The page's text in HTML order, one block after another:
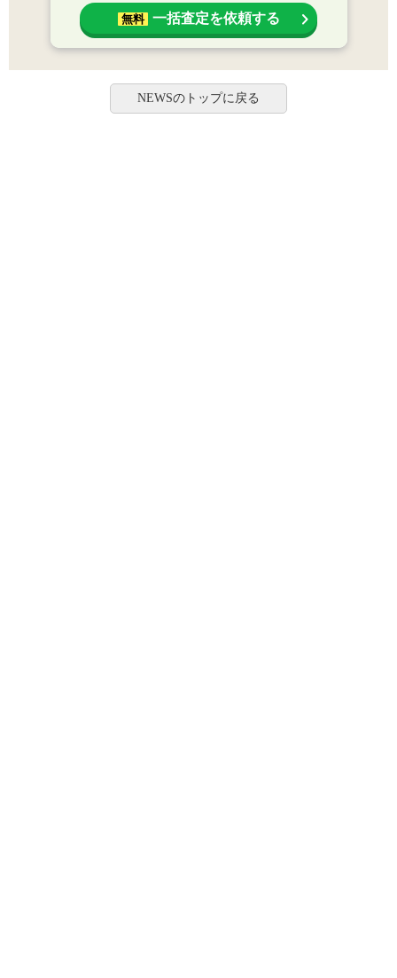
無料 一括査定を依頼する
NEWSのトップに戻る